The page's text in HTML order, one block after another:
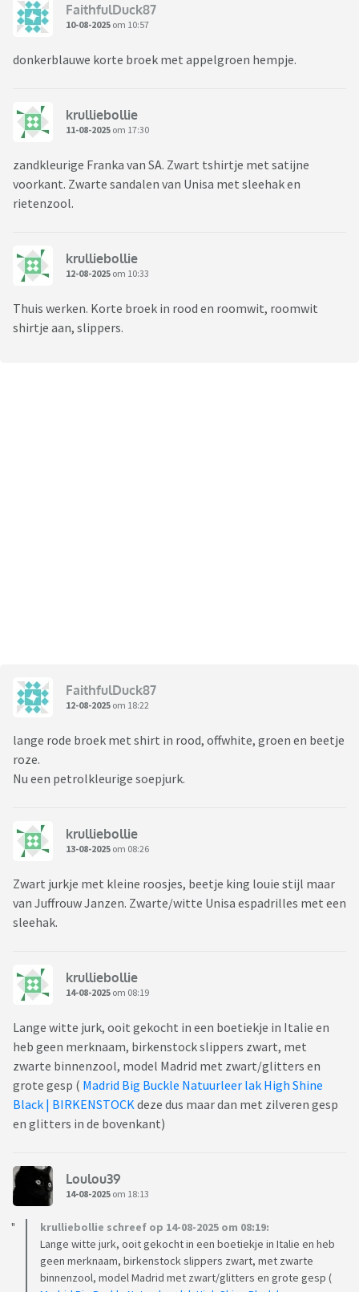
FaithfulDuck87
10-08-2025 om 10:57
donkerblauwe korte broek met appelgroen hempje.
krulliebollie
11-08-2025 om 17:30
zandkleurige Franka van SA. Zwart tshirtje met satijne
voorkant. Zwarte sandalen van Unisa met sleehak en
rietenzool.
krulliebollie
12-08-2025 om 10:33
Thuis werken. Korte broek in rood en roomwit, roomwit
shirtje aan, slippers.
FaithfulDuck87
12-08-2025 om 18:22
lange rode broek met shirt in rood, offwhite, groen en beetje
roze.
Nu een petrolkleurige soepjurk.
krulliebollie
13-08-2025 om 08:26
Zwart jurkje met kleine roosjes, beetje king louie stijl maar
van Juffrouw Janzen. Zwarte/witte Unisa espadrilles met een
sleehak.
krulliebollie
14-08-2025 om 08:19
Lange witte jurk, ooit gekocht in een boetiekje in Italie en
heb geen merknaam, birkenstock slippers zwart, met
zwarte binnenzool, model Madrid met zwart/glitters en
grote gesp ( Madrid Big Buckle Natuurleer lak High Shine
Black | BIRKENSTOCKdeze dus maar dan met zilveren gesp
en glitters in de bovenkant)
Loulou39
14-08-2025 om 18:13
krulliebollie schreef op 14-08-2025 om 08:19:
Lange witte jurk, ooit gekocht in een boetiekje in Italie en heb
geen merknaam, birkenstock slippers zwart, met zwarte
binnenzool, model Madrid met zwart/glitters en grote gesp (